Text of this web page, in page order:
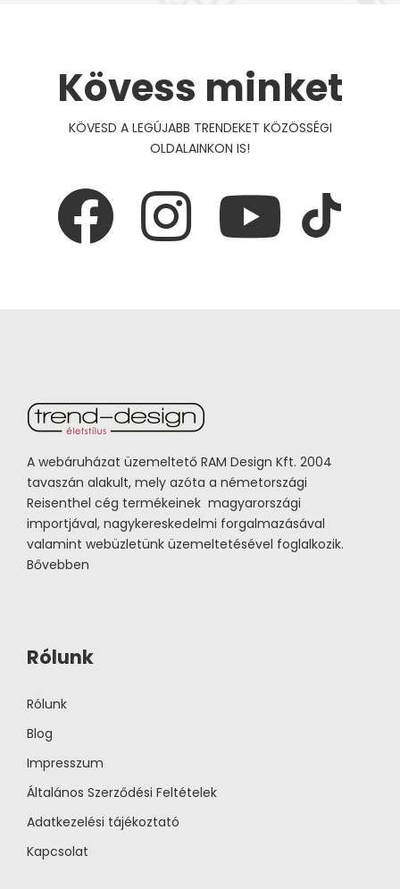
Kövess minket
KÖVESD A LEGÚJABB TRENDEKET KÖZÖSSÉGI
OLDALAINKON IS!
A webáruházat üzemeltető RAM Design Kft. 2004
tavaszán alakult, mely azóta a németországi
Reisenthel cég termékeinek magyarországi
importjával, nagykereskedelmi forgalmazásával
valamint webüzletünk üzemeltetésével foglalkozik.
Bővebben
Rólunk
Rólunk
Blog
Impresszum
Általános Szerződési Feltételek
Adatkezelési tájékoztató
Kapcsolat